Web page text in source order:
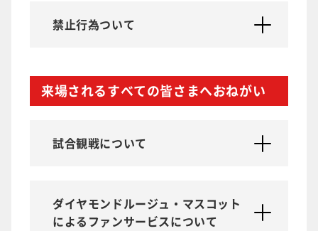
禁止行為ついて
来場されるすべての皆さまへおねがい
試合観戦について
ダイヤモンドルージュ・マスコット
によるファンサービスについて